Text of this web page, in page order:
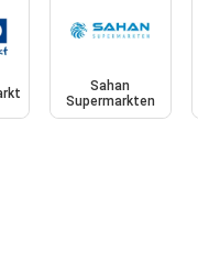
Sahan
Supermarkten